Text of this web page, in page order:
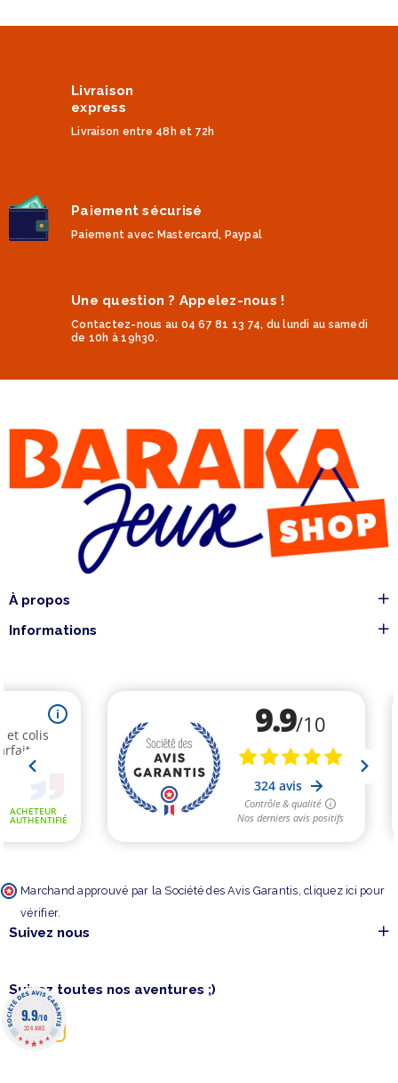
Livraison
express
Livraison entre 48h et 72h
Paiement sécurisé
Paiement avec Mastercard, Paypal
Une question ? Appelez-nous !
Contactez-nous au 04 67 81 13 74, du lundi au samedi
de 10h à 19h30.
À propos
Informations
Marchand approuvé par la Société des Avis Garantis, cliquez ici pour
vérifier.
Suivez nous
Suivez toutes nos aventures ;)
9.9/10
324 AVIS